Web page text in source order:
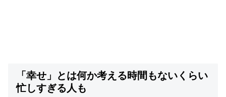
「幸せ」とは何か考える時間もないくらい
忙しすぎる人も